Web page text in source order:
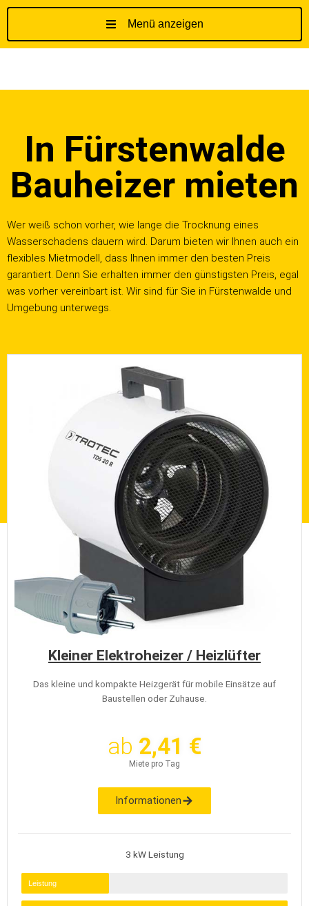
t
r
i
n
n
Menü anzeigen
In Fürstenwalde
Bauheizer mieten
Wer weiß schon vorher, wie lange die Trocknung eines
Wasserschadens dauern wird. Darum bieten wir Ihnen auch ein
flexibles Mietmodell, dass Ihnen immer den besten Preis
garantiert. Denn Sie erhalten immer den günstigsten Preis, egal
was vorher vereinbart ist. Wir sind für Sie in Fürstenwalde und
Umgebung unterwegs.
Kleiner Elektroheizer / Heizlüfter
Das kleine und kompakte Heizgerät für mobile Einsätze auf
Baustellen oder Zuhause.
ab 2,41 €
Miete pro Tag
Informationen
3 kW Leistung
Leistung